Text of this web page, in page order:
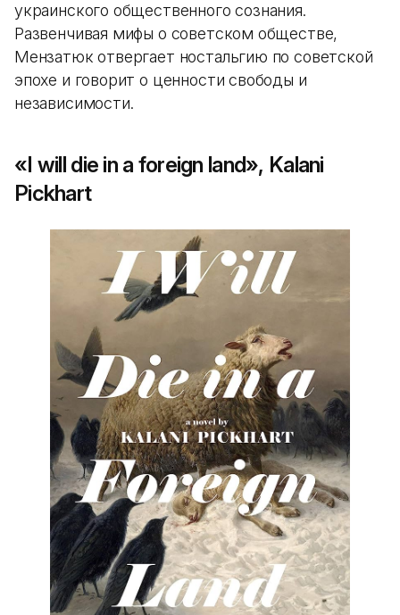
украинского общественного сознания.
Развенчивая мифы о советском обществе,
Мензатюк отвергает ностальгию по советской
эпохе и говорит о ценности свободы и
независимости.
«I will die in a foreign land», Kalani
Pickhart